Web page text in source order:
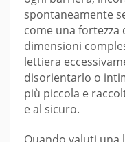
spontaneamente
come una fortezza
dimensioni
lettiera
disorientarlo o
più piccola e
e al sicuro.